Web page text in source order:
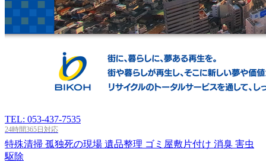
TEL: 053-437-7535
24時間365日対応
特殊清掃 孤独死の現場 遺品整理 ゴミ屋敷片付け 消臭 害虫
駆除